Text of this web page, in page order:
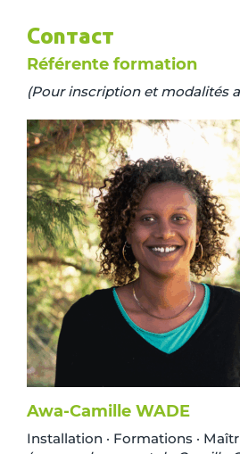
Contact
Référente formation
(Pour inscription et modalités
Awa-Camille WADE
Installation · Formations ·